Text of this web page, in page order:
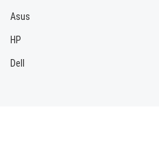
Asus
HP
Dell